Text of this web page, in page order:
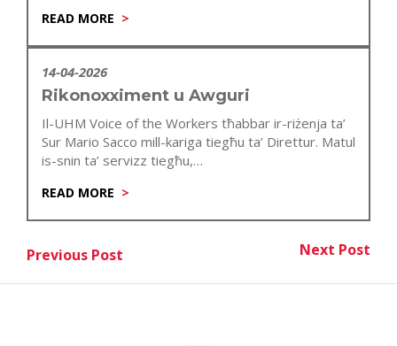
READ MORE
14-04-2026
Rikonoxximent u Awguri
Il-UHM Voice of the Workers tħabbar ir-riżenja ta’
Sur Mario Sacco mill-kariga tiegħu ta’ Direttur. Matul
is-snin ta’ servizz tiegħu,…
READ MORE
Post
navigation
Previous Post
Previous Post Next Post